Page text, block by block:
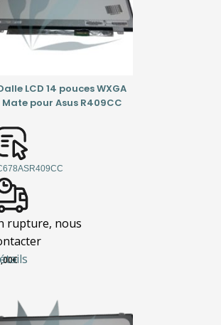
LCD 14 pouces WXGA
Mate pour Asus R409CC
rupture, nous
€